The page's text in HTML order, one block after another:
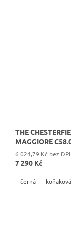
THE
MAGGIORE
6 024,79 Kč bez
7 290 Kč
černá koňaková